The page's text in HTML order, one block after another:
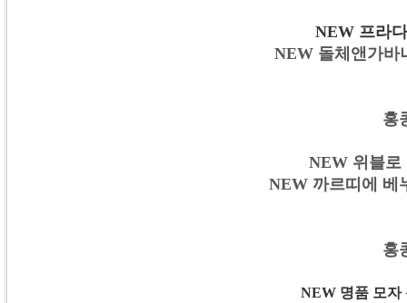
NEW 프라
NEW 돌체앤가바
홍
NEW 위블로
NEW 까르띠에 베
홍
NEW 명품 모자